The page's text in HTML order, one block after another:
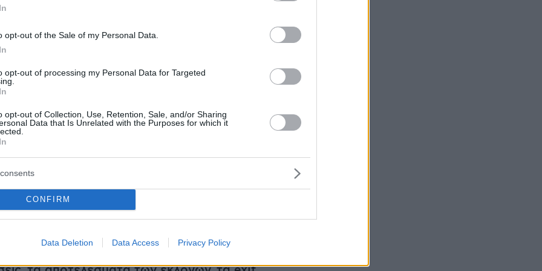
opt-out of the Sale of my Personal Data.
opt-out of processing my Personal Data for Targeted
opt-out of Collection, Use, Retention, Sale, and/or Sharing
Data that Is Unrelated with the Purposes for which it
CONFIRM
Data Deletion Data Access Privacy Policy
ξενοδοχείου στο Μεξικό
στη Μύκονο ο Κρίστιαν Μπέιλ
2023
την ΝΕΑ εκλογική αναμέτρηση
: Όλες οι ειδήσεις για την ΝΕΑ εκλογική
τον προεκλογικό αγώνα των κομμάτων, τις